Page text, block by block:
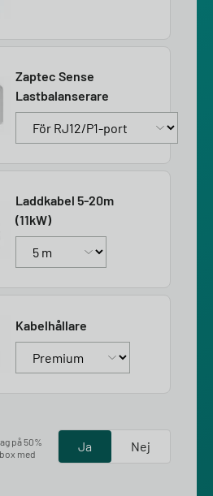
Zaptec Sense
Lastbalanserare
Laddkabel 5-20m
(11kW)
Kabelhållare
på 50%
med
Ja Nej